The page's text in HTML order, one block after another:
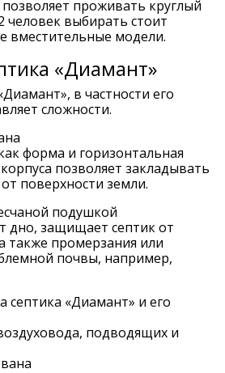
проживать круглый
человек выбирать стоит
вместительные модели.
«Диамант»
в частности его
сложности.
форма и горизонтальная
позволяет закладывать
поверхности земли.
подушкой
дно, защищает септик от
также промерзания или
почвы, например,
септика «Диамант» и его
подводящих и